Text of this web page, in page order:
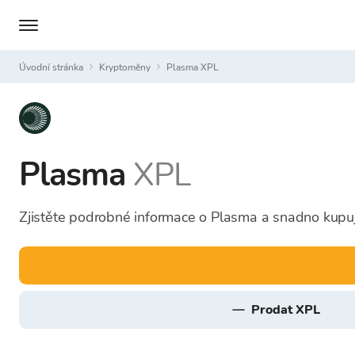
Úvodní stránka Kryptoměny Plasma XPL
Plasma XPL
Zjistěte podrobné informace o Plasma a snadno
prodat XPL